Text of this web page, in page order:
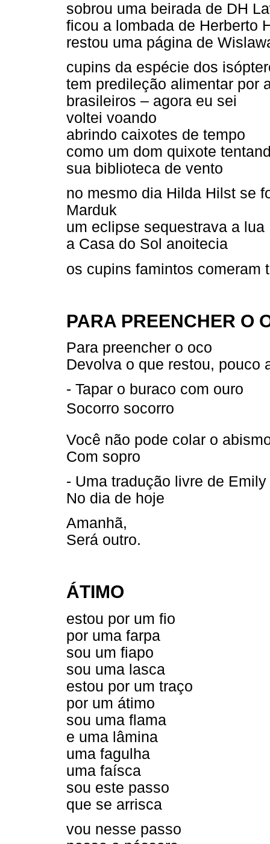
sobrou uma beirada de DH
ficou a lombada de Herberto
restou uma página de
cupins da espécie dos
tem predileção alimentar por
brasileiros – agora eu sei
voltei voando
abrindo caixotes de tempo
como um dom quixote
sua biblioteca de vento
no mesmo dia Hilda Hilst se
Marduk
um eclipse sequestrava a lua
a Casa do Sol anoitecia
os cupins famintos comeram
PARA PREENCHER O
Para preencher o oco
Devolva o que restou, pouco
- Tapar o buraco com ouro
Socorro socorro 
Você não pode colar o
Com sopro
- Uma tradução livre de
No dia de hoje
Amanhã,
Será outro.
ÁTIMO
estou por um fio
por uma farpa
sou um fiapo
sou uma lasca
estou por um traço
por um átimo
sou uma flama
e uma lâmina
uma fagulha
uma faísca
sou este passo
que se arrisca
vou nesse passo